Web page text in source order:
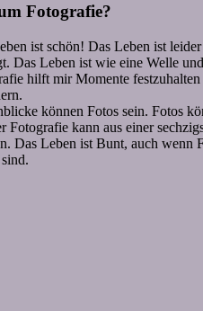
Fotografie?
ist schön! Das Leben ist
Das Leben ist wie eine Welle
hilft mir Momente
können Fotos sein. Fotos
Fotografie kann aus einer
Das Leben ist Bunt, auch wenn